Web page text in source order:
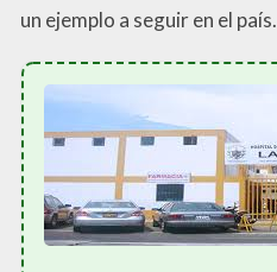
un ejemplo a seguir en el país.